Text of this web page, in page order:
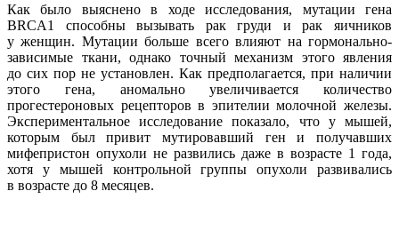
Как было выяснено в ходе исследования, мутации гена
BRCA1 способны вызывать рак груди и рак яичников
у женщин. Мутации больше всего влияют на гормонально-
зависимые ткани, однако точный механизм этого явления
до сих пор не установлен. Как предполагается, при наличии
этого гена, аномально увеличивается количество
прогестероновых рецепторов в эпителии молочной железы.
Экспериментальное исследование показало, что у мышей,
которым был привит мутировавший ген и получавших
мифепристон опухоли не развились даже в возрасте 1 года,
хотя у мышей контрольной группы опухоли развивались
в возрасте до 8 месяцев.